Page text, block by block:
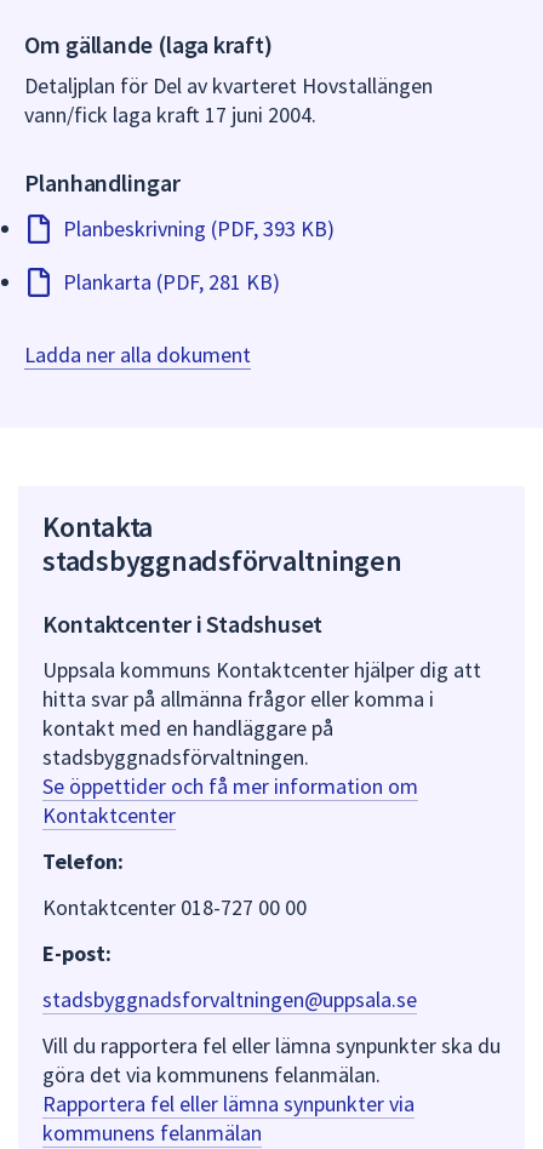
Om gällande (laga kraft)
Detaljplan för Del av kvarteret Hovstallängen
vann/fick laga kraft 17 juni 2004.
Planhandlingar
Planbeskrivning (PDF, 393 KB)
Plankarta (PDF, 281 KB)
Ladda ner alla dokument
Kontakta
stadsbyggnadsförvaltningen
Kontaktcenter i Stadshuset
Uppsala kommuns Kontaktcenter hjälper dig att
hitta svar på allmänna frågor eller komma i
kontakt med en handläggare på
stadsbyggnadsförvaltningen.
Se öppettider och få mer information om
Kontaktcenter
Telefon:
Kontaktcenter 018-727 00 00
E-post:
stadsbyggnadsforvaltningen@uppsala.se
Vill du rapportera fel eller lämna synpunkter ska du
göra det via kommunens felanmälan.
Rapportera fel eller lämna synpunkter via
kommunens felanmälan